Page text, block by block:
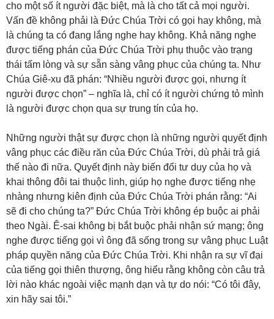
cho một số ít người đặc biệt, mà là cho tất cả mọi người.
Vấn đề không phải là Đức Chúa Trời có gọi hay không, mà
là chúng ta có đang lắng nghe hay không. Khả năng nghe
được tiếng phán của Đức Chúa Trời phụ thuộc vào trạng
thái tấm lòng và sự sẵn sàng vâng phục của chúng ta. Như
Chúa Giê-xu đã phán: “Nhiều người được gọi, nhưng ít
người được chọn” – nghĩa là, chỉ có ít người chứng tỏ mình
là người được chọn qua sự trung tín của họ.
Những người thật sự được chọn là những người quyết định
vâng phục các điều răn của Đức Chúa Trời, dù phải trả giá
thế nào đi nữa. Quyết định này biến đổi tư duy của họ và
khai thông đôi tai thuộc linh, giúp họ nghe được tiếng nhẹ
nhàng nhưng kiên định của Đức Chúa Trời phán rằng: “Ai
sẽ đi cho chúng ta?” Đức Chúa Trời không ép buộc ai phải
theo Ngài. Ê-sai không bị bắt buộc phải nhận sứ mạng; ông
nghe được tiếng gọi vì ông đã sống trong sự vâng phục Luật
pháp quyền năng của Đức Chúa Trời. Khi nhận ra sự vĩ đại
của tiếng gọi thiên thượng, ông hiểu rằng không còn câu trả
lời nào khác ngoài việc mạnh dạn và tự do nói: “Có tôi đây,
xin hãy sai tôi.”